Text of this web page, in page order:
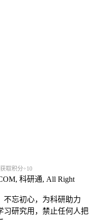
取积分÷10
科研通, All Right
不忘初心，为科研助力
习研究用，禁止任何人把